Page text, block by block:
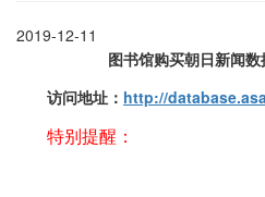
2019-12-11
图书馆购买朝日新闻数
访问地址： http://
特别提醒：